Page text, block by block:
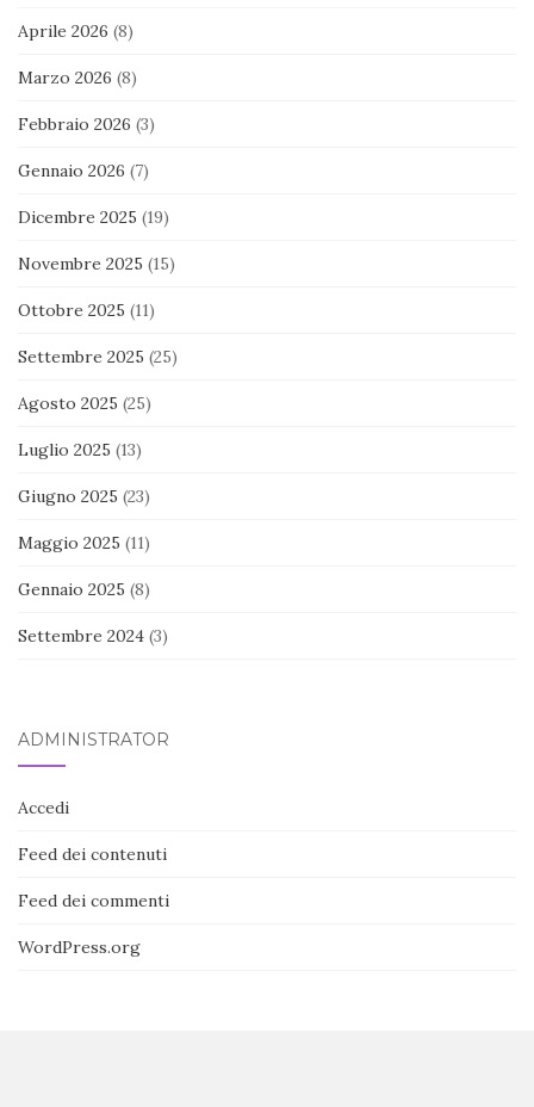
Aprile 2026 (8)
Marzo 2026 (8)
Febbraio 2026 (3)
Gennaio 2026 (7)
Dicembre 2025 (19)
Novembre 2025 (15)
Ottobre 2025 (11)
Settembre 2025 (25)
Agosto 2025 (25)
Luglio 2025 (13)
Giugno 2025 (23)
Maggio 2025 (11)
Gennaio 2025 (8)
Settembre 2024 (3)
ADMINISTRATOR
Accedi
Feed dei contenuti
Feed dei commenti
WordPress.org